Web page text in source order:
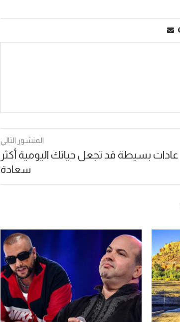
المنشور التالي
عادات بسيطة قد تجعل حياتك اليومية أكثر
سعادة